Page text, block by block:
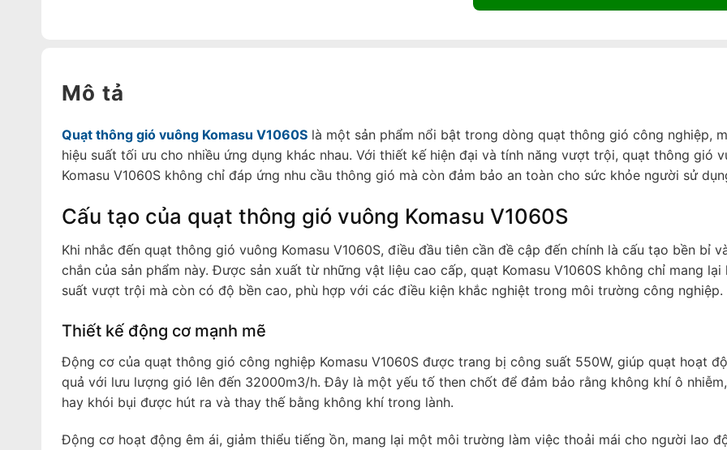
Mô tả
Quạt thông gió vuông Komasu V1060Slà một sản phẩm nổi bật trong dòng quạt thông gió công nghiệp,
hiệu suất tối ưu cho nhiều ứng dụng khác nhau. Với thiết kế hiện đại và tính năng vượt trội, quạt thông gió
Komasu V1060S không chỉ đáp ứng nhu cầu thông gió mà còn đảm bảo an toàn cho sức khỏe người sử
Cấu tạo của quạt thông gió vuông Komasu V1060S
Khi nhắc đến quạt thông gió vuông Komasu V1060S, điều đầu tiên cần đề cập đến chính là cấu tạo bền bỉ
chắn của sản phẩm này. Được sản xuất từ những vật liệu cao cấp, quạt Komasu V1060S không chỉ mang lại
suất vượt trội mà còn có độ bền cao, phù hợp với các điều kiện khắc nghiệt trong môi trường công nghiệp.
Thiết kế động cơ mạnh mẽ
Động cơ của quạt thông gió công nghiệp Komasu V1060S được trang bị công suất 550W, giúp quạt hoạt
quả với lưu lượng gió lên đến 32000m3/h. Đây là một yếu tố then chốt để đảm bảo rằng không khí ô
hay khói bụi được hút ra và thay thế bằng không khí trong lành.
Động cơ hoạt động êm ái, giảm thiểu tiếng ồn, mang lại một môi trường làm việc thoải mái cho người lao